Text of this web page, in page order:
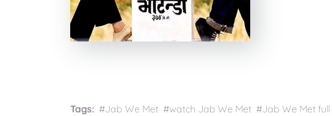
Tags: #Jab We Met #watch Jab We Met #Jab We Met